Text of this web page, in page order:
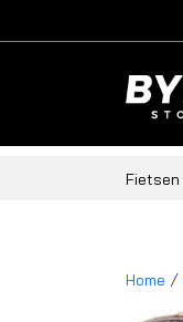
Fietsen
Home /